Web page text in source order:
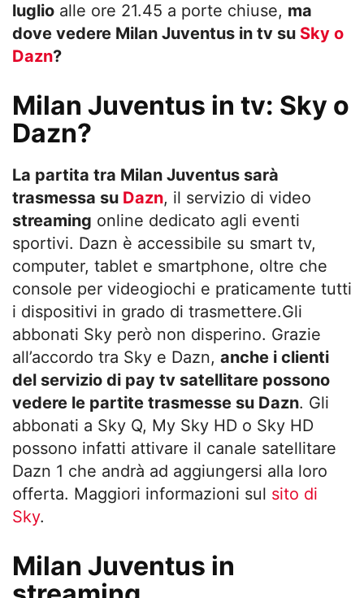
luglio alle ore 21.45 a porte chiuse, ma
dove vedere Milan Juventus in tv su Sky o
Dazn?
Milan Juventus in tv: Sky o
Dazn?
La partita tra Milan Juventus sarà
trasmessa su Dazn, il servizio di video
streaming online dedicato agli eventi
sportivi. Dazn è accessibile su smart tv,
computer, tablet e smartphone, oltre che
console per videogiochi e praticamente tutti
i dispositivi in grado di trasmettere.Gli
abbonati Sky però non disperino. Grazie
all’accordo tra Sky e Dazn, anche i clienti
del servizio di pay tv satellitare possono
vedere le partite trasmesse su Dazn. Gli
abbonati a Sky Q, My Sky HD o Sky HD
possono infatti attivare il canale satellitare
Dazn 1 che andrà ad aggiungersi alla loro
offerta. Maggiori informazioni sul sito di
Sky.
Milan Juventus in